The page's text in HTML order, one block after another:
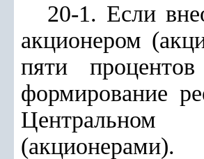
20-1. Если
акционером
пяти
формирование
Центральном